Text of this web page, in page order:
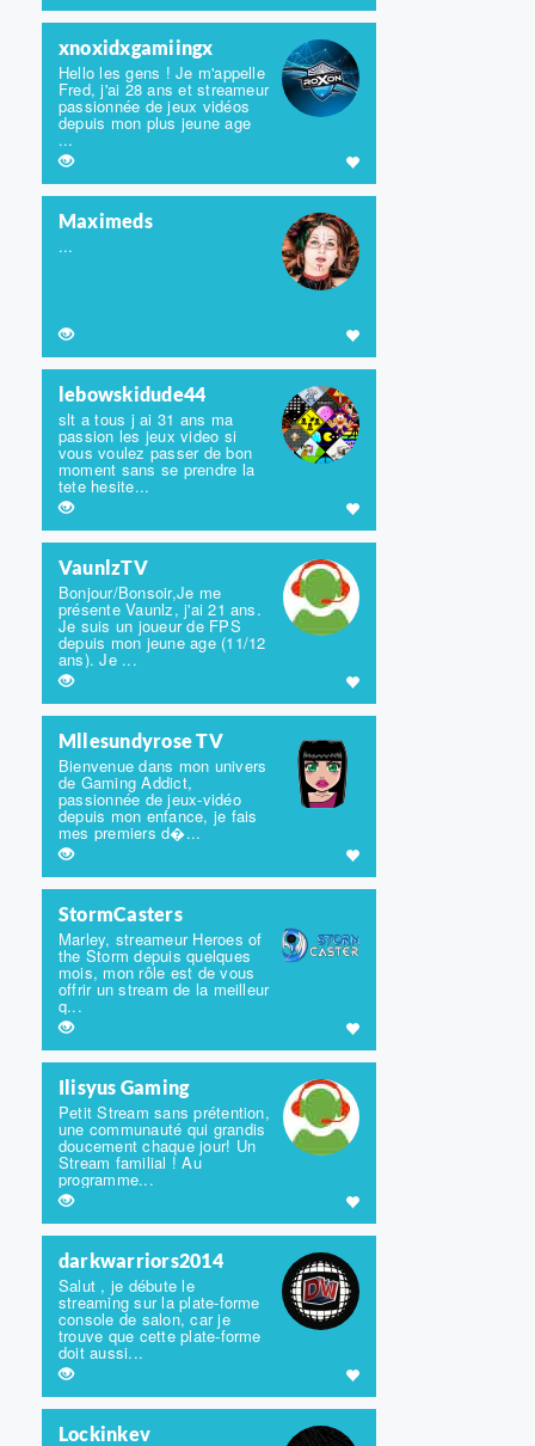
xnoxidxgamiingx
Hello les gens ! Je m'appelle
Fred, j'ai 28 ans et streameur
passionnée de jeux vidéos
depuis mon plus jeune age
...
Maximeds
...
lebowskidude44
slt a tous j ai 31 ans ma
passion les jeux video si
vous voulez passer de bon
moment sans se prendre la
tete hesite...
VaunlzTV
Bonjour/Bonsoir,Je me
présente Vaunlz, j'ai 21 ans.
Je suis un joueur de FPS
depuis mon jeune age (11/12
ans). Je ...
Mllesundyrose TV
Bienvenue dans mon univers
de Gaming Addict,
passionnée de jeux-vidéo
depuis mon enfance, je fais
mes premiers d�...
StormCasters
Marley, streameur Heroes of
the Storm depuis quelques
mois, mon rôle est de vous
offrir un stream de la meilleur
q...
Ilisyus Gaming
Petit Stream sans prétention,
une communauté qui grandis
doucement chaque jour! Un
Stream familial ! Au
programme...
darkwarriors2014
Salut , je débute le
streaming sur la plate-forme
console de salon, car je
trouve que cette plate-forme
doit aussi...
Lockinkev